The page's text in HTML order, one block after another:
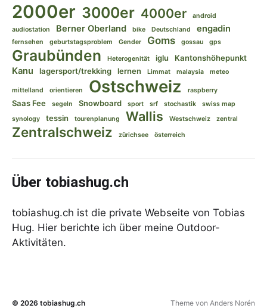
2000er 3000er 4000er
android
audiostation
Berner Oberland bike Deutschland engadin
fernsehen geburtstagsproblem Gender Goms gossau gps
Graubünden Heterogenität iglu Kantonshöhepunkt
Kanu lagersport/trekking lernen Limmat malaysia meteo
mittelland orientieren Ostschweiz raspberry
Saas Fee segeln Snowboard sport srf stochastik
swiss map
synology
tessin tourenplanung Wallis Westschweiz zentral
Zentralschweiz zürichsee österreich
Über tobiashug.ch
tobiashug.ch ist die private Webseite von Tobias
Hug. Hier berichte ich über meine Outdoor-
Aktivitäten.
© 2026 tobiashug.ch Theme von Anders Norén